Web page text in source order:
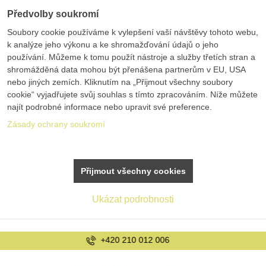
info@bolex.cz
Předvolby soukromí
Soubory cookie používáme k vylepšení vaší návštěvy tohoto webu,
k analýze jeho výkonu a ke shromažďování údajů o jeho
používání. Můžeme k tomu použít nástroje a služby třetích stran a
shromážděná data mohou být přenášena partnerům v EU, USA
nebo jiných zemích. Kliknutím na „Přijmout všechny soubory
cookie“ vyjadřujete svůj souhlas s tímto zpracováním. Níže můžete
najít podrobné informace nebo upravit své preference.
Zásady ochrany soukromí
Ukázat podrobnosti
Přijmout všechny cookies